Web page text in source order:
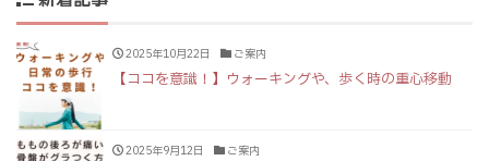
2025年10月22日 ご案内
【ココを意識！】ウォーキングや、歩く時の重心移動
2025年9月12日 ご案内